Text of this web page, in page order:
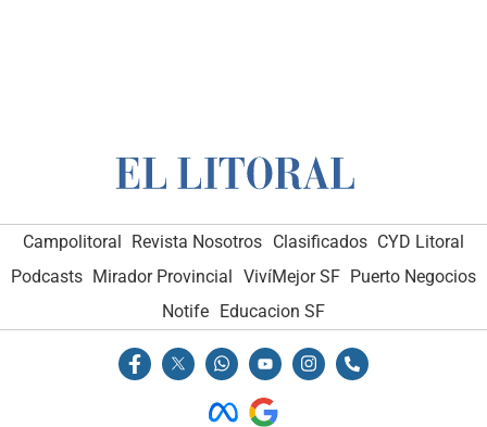
Campolitoral Revista Nosotros Clasificados CYD Litoral
Podcasts Mirador Provincial VivíMejor SF Puerto Negocios
Notife Educacion SF